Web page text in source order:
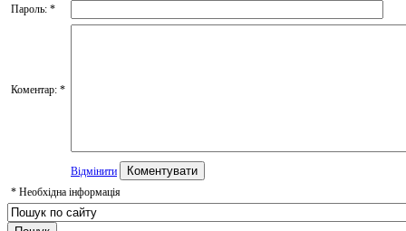
Пароль: *
Коментар: *
Відмінити
* Необхідна інформація